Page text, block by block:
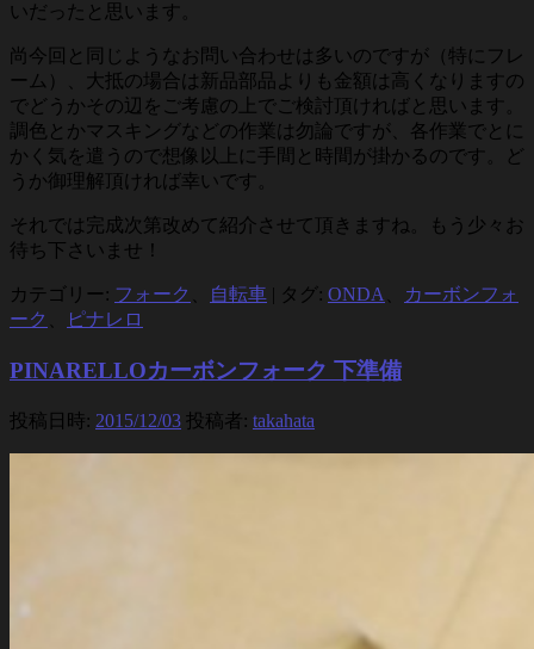
いだったと思います。
尚今回と同じようなお問い合わせは多いのですが（特にフレ
ーム）、大抵の場合は新品部品よりも金額は高くなりますの
でどうかその辺をご考慮の上でご検討頂ければと思います。
調色とかマスキングなどの作業は勿論ですが、各作業でとに
かく気を遣うので想像以上に手間と時間が掛かるのです。ど
うか御理解頂ければ幸いです。
それでは完成次第改めて紹介させて頂きますね。もう少々お
待ち下さいませ！
カテゴリー: フォーク 自転車 | タグ: ONDA
カーボンフォ
ーク
ピナレロ
PINARELLOカーボンフォーク 下準備
投稿日時: 2015/12/03 投稿者: takahata